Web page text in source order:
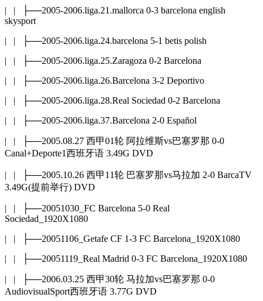
| | ├──2005-2006.liga.21.mallorca 0-3 barcelona english
skysport
| | ├──2005-2006.liga.24.barcelona 5-1 betis polish
| | ├──2005-2006.liga.25.Zaragoza 0-2 Barcelona
| | ├──2005-2006.liga.26.Barcelona 3-2 Deportivo
| | ├──2005-2006.liga.28.Real Sociedad 0-2 Barcelona
| | ├──2005-2006.liga.37.Barcelona 2-0 Español
| | ├──2005.08.27 西甲01轮 阿拉维斯vs巴塞罗那 0-0
Canal+Deporte1西班牙语 3.49G DVD
| | ├──2005.10.26 西甲11轮 巴塞罗那vs马拉加 2-0 BarcaTV
3.49G(提前举行) DVD
| | ├──20051030_FC Barcelona 5-0 Real
Sociedad_1920X1080
| | ├──20051106_Getafe CF 1-3 FC Barcelona_1920X1080
| | ├──20051119_Real Madrid 0-3 FC Barcelona_1920X1080
| | ├──2006.03.25 西甲30轮 马拉加vs巴塞罗那 0-0
AudiovisualSport西班牙语 3.77G DVD